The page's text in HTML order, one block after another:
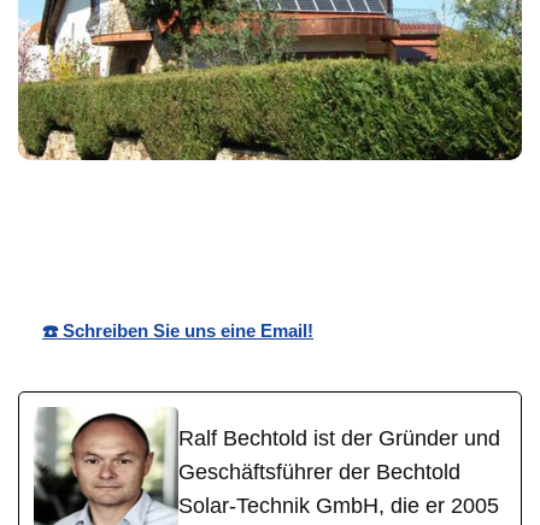
☎️ Schreiben Sie uns eine Email!
Ralf Bechtold ist der Gründer und
Geschäftsführer der Bechtold
Solar-Technik GmbH, die er 2005